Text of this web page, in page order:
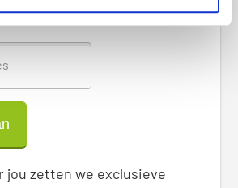
deals
jou zetten we exclusieve